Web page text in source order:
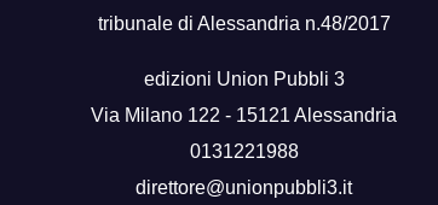
tribunale di Alessandria n.48/2017
edizioni Union Pubbli 3
Via Milano 122 - 15121 Alessandria
0131221988
direttore@unionpubbli3.it